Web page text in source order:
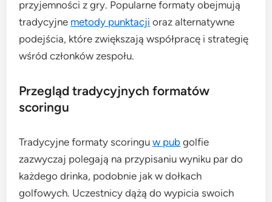
przyjemności z gry. Popularne formaty obejmują
tradycyjne metody punktacji oraz alternatywne
podejścia, które zwiększają współpracę i strategię
wśród członków zespołu.
Przegląd tradycyjnych formatów
scoringu
Tradycyjne formaty scoringuw pub golfie
zazwyczaj polegają na przypisaniu wyniku par do
każdego drinka, podobnie jak w dołkach
golfowych. Uczestnicy dążą do wypicia swoich